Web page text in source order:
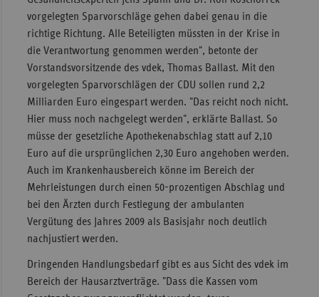
vorgelegten Sparvorschläge gehen dabei genau in die
richtige Richtung. Alle Beteiligten müssten in der Krise in
die Verantwortung genommen werden", betonte der
Vorstandsvorsitzende des vdek, Thomas Ballast. Mit den
vorgelegten Sparvorschlägen der CDU sollen rund 2,2
Milliarden Euro eingespart werden. "Das reicht noch nicht.
Hier muss noch nachgelegt werden", erklärte Ballast. So
müsse der gesetzliche Apothekenabschlag statt auf 2,10
Euro auf die ursprünglichen 2,30 Euro angehoben werden.
Auch im Krankenhausbereich könne im Bereich der
Mehrleistungen durch einen 50-prozentigen Abschlag und
bei den Ärzten durch Festlegung der ambulanten
Vergütung des Jahres 2009 als Basisjahr noch deutlich
nachjustiert werden.
Dringenden Handlungsbedarf gibt es aus Sicht des vdek im
Bereich der Hausarztverträge. "Dass die Kassen vom